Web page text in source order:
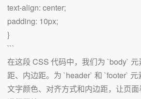
text-align: center;
padding: 10px;
}
```
在这段 CSS 代码中，我们为 `body`
距、内边距。为 `header` 和 `footer` 元
文字颜色、对齐方式和内边距，让页面